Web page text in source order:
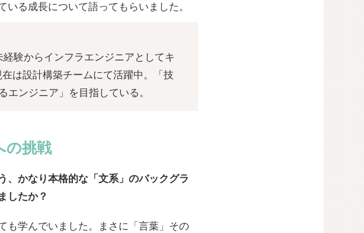
る成長について語ってもらいました。
験からインフラエンジニアとしてキ
は設計構築チームにて活躍中。「技
ンジニア」を目指している。
の挑戦
かなり本格的な「文系」のバックグラ
したか？
も学んでいました。まさに「言葉」その